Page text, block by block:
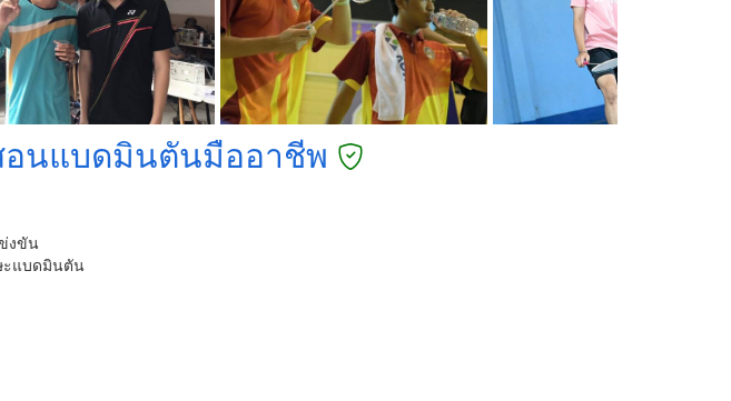
นแบดมินตันมืออาชีพ
งขัน
ะแบดมินตัน